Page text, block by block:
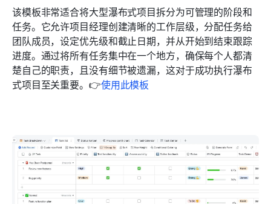
该模板非常适合将大型瀑布式项目拆分为可管理的阶段和
任务。它允许项目经理创建清晰的工作层级，分配任务给
团队成员，设定优先级和截止日期，并从开始到结束跟踪
进度。通过将所有任务集中在一个地方，确保每个人都清
楚自己的职责，且没有细节被遗漏，这对于成功执行瀑布
式项目至关重要。👉使用此模板